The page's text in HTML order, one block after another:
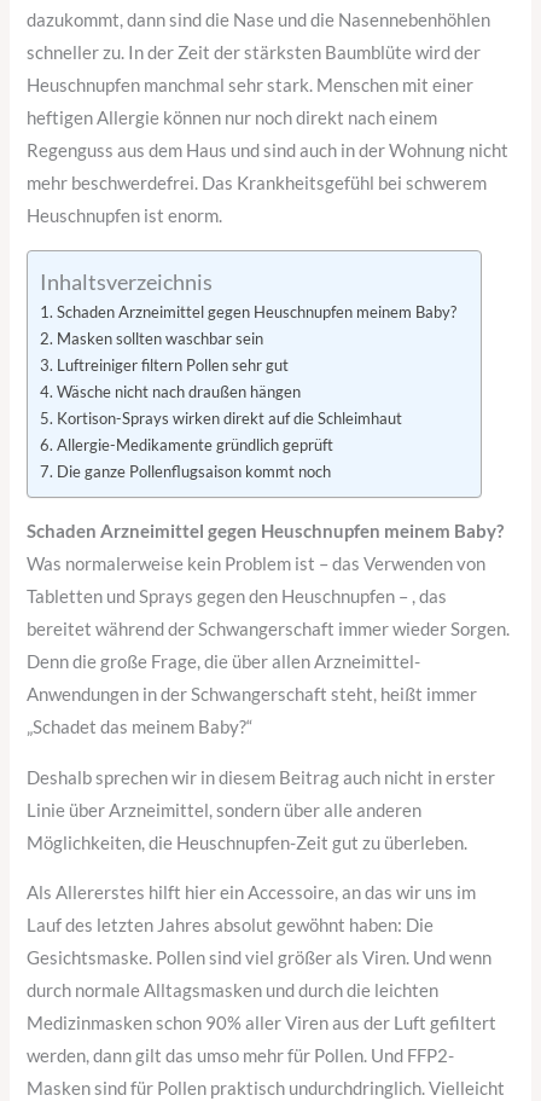
dazukommt, dann sind die Nase und die Nasennebenhöhlen
schneller zu. In der Zeit der stärksten Baumblüte wird der
Heuschnupfen manchmal sehr stark. Menschen mit einer
heftigen Allergie können nur noch direkt nach einem
Regenguss aus dem Haus und sind auch in der Wohnung nicht
mehr beschwerdefrei. Das Krankheitsgefühl bei schwerem
Heuschnupfen ist enorm.
Inhaltsverzeichnis
Schaden Arzneimittel gegen Heuschnupfen meinem Baby?
Masken sollten waschbar sein
Luftreiniger filtern Pollen sehr gut
Wäsche nicht nach draußen hängen
Kortison-Sprays wirken direkt auf die Schleimhaut
Allergie-Medikamente gründlich geprüft
Die ganze Pollenflugsaison kommt noch
Schaden Arzneimittel gegen Heuschnupfen meinem Baby?
Was normalerweise kein Problem ist – das Verwenden von
Tabletten und Sprays gegen den Heuschnupfen – , das
bereitet während der Schwangerschaft immer wieder Sorgen.
Denn die große Frage, die über allen Arzneimittel-
Anwendungen in der Schwangerschaft steht, heißt immer
„Schadet das meinem Baby?“
Deshalb sprechen wir in diesem Beitrag auch nicht in erster
Linie über Arzneimittel, sondern über alle anderen
Möglichkeiten, die Heuschnupfen-Zeit gut zu überleben.
Als Allererstes hilft hier ein Accessoire, an das wir uns im
Lauf des letzten Jahres absolut gewöhnt haben: Die
Gesichtsmaske. Pollen sind viel größer als Viren. Und wenn
durch normale Alltagsmasken und durch die leichten
Medizinmasken schon 90% aller Viren aus der Luft gefiltert
werden, dann gilt das umso mehr für Pollen. Und FFP2-
Masken sind für Pollen praktisch undurchdringlich. Vielleicht